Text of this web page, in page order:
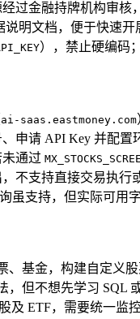
过金融持牌机构审核
明文档，便于快速开
），禁止硬编码
ai-saas.eastmoney.com
申请 API Key 并配置
通过
不支持直接交易执行
虽支持，但实际可用
、基金，构建自定义
，但不想先学习 SQL
及 ETF，需要统一监